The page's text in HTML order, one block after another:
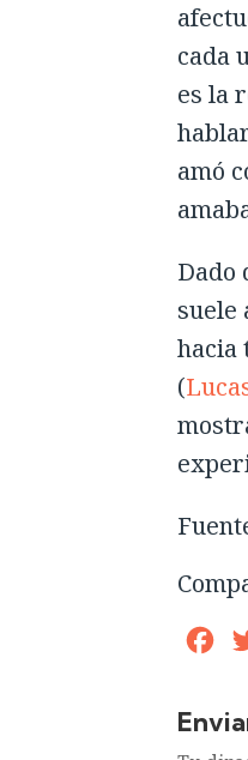
cada
es la
amó
Dado
suele
hacia
(